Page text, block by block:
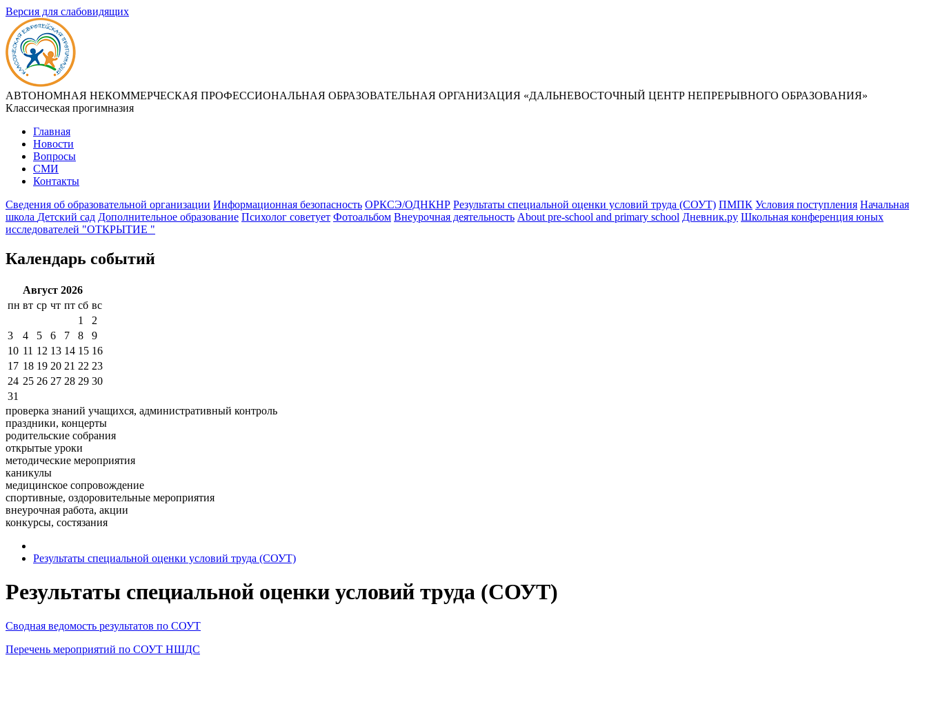
Версия для слабовидящих
АВТОНОМНАЯ НЕКОММЕРЧЕСКАЯ ПРОФЕССИОНАЛЬНАЯ ОБРАЗОВАТЕЛЬНАЯ ОРГАНИЗАЦИЯ «ДАЛЬНЕВОСТОЧНЫЙ ЦЕНТР НЕПРЕРЫВНОГО ОБРАЗОВАНИЯ»
Классическая прогимназия
Главная
Новости
Вопросы
СМИ
Контакты
Сведения об образовательной организации Информационная безопасность ОРКСЭ/ОДНКНР Результаты специальной оценки условий труда (СОУТ) ПМПК Условия поступления Начальная
школа Детский сад Дополнительное образование Психолог советует Фотоальбом Внеурочная деятельность About pre-school and primary school Дневник.ру Школьная конференция юных
исследователей "ОТКРЫТИЕ "
Календарь событий
Август 2026
пн вт ср чт пт сб вс
1
2
3
4 5 6 7 8
9
10 11 12 13 14 15 16
17 18 19 20 21 22 23
24 25 26 27 28 29 30
31
проверка знаний учащихся, административный контроль
праздники, концерты
родительские собрания
открытые уроки
методические мероприятия
каникулы
медицинское сопровождение
спортивные, оздоровительные мероприятия
внеурочная работа, акции
конкурсы, состязания
Результаты специальной оценки условий труда (СОУТ)
Результаты специальной оценки условий труда (СОУТ)
Сводная ведомость результатов по СОУТ
Перечень мероприятий по СОУТ НШДС